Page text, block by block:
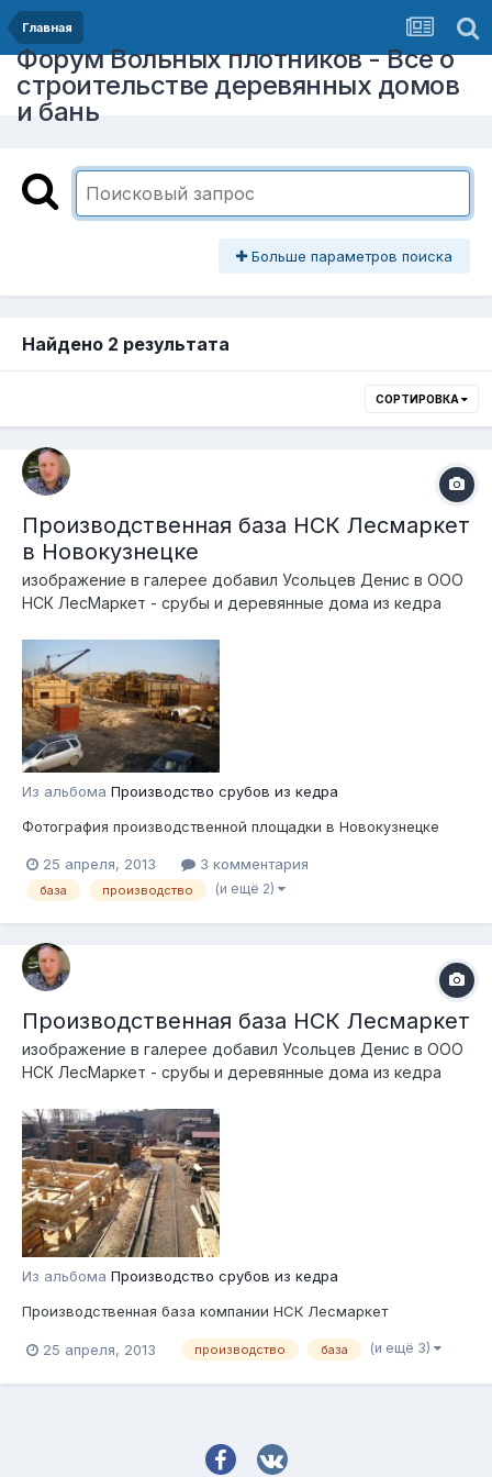
Главная
Форум Вольных плотников - Все о
строительстве деревянных домов
и бань
Больше параметров поиска
Найдено 2 результата
СОРТИРОВКА
Производственная база НСК Лесмаркет
в Новокузнецке
изображение в галерее добавил Усольцев Денис в ООО
НСК ЛесМаркет - срубы и деревянные дома из кедра
Из альбома Производство срубов из кедра
Фотография производственной площадки в Новокузнецке
25 апреля, 2013 3 комментария
база производство (и ещё 2)
Производственная база НСК Лесмаркет
изображение в галерее добавил Усольцев Денис в ООО
НСК ЛесМаркет - срубы и деревянные дома из кедра
Из альбома Производство срубов из кедра
Производственная база компании НСК Лесмаркет
25 апреля, 2013 производство база (и ещё 3)